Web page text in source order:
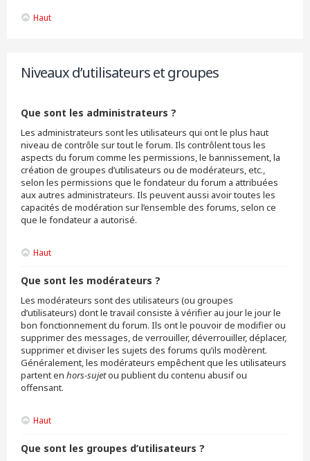
Haut
Niveaux d’utilisateurs et groupes
Que sont les administrateurs ?
Les administrateurs sont les utilisateurs qui ont le plus haut
niveau de contrôle sur tout le forum. Ils contrôlent tous les
aspects du forum comme les permissions, le bannissement, la
création de groupes d’utilisateurs ou de modérateurs, etc.,
selon les permissions que le fondateur du forum a attribuées
aux autres administrateurs. Ils peuvent aussi avoir toutes les
capacités de modération sur l’ensemble des forums, selon ce
que le fondateur a autorisé.
Haut
Que sont les modérateurs ?
Les modérateurs sont des utilisateurs (ou groupes
d’utilisateurs) dont le travail consiste à vérifier au jour le jour le
bon fonctionnement du forum. Ils ont le pouvoir de modifier ou
supprimer des messages, de verrouiller, déverrouiller, déplacer,
supprimer et diviser les sujets des forums qu’ils modèrent.
Généralement, les modérateurs empêchent que les utilisateurs
partent en hors-sujetou publient du contenu abusif ou
offensant.
Haut
Que sont les groupes d’utilisateurs ?